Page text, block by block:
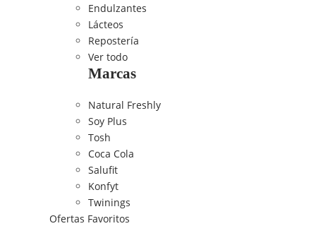
Endulzantes
Lácteos
Repostería
Ver todo
Marcas
Natural Freshly
Soy Plus
Tosh
Coca Cola
Salufit
Konfyt
Twinings
Ofertas Favoritos